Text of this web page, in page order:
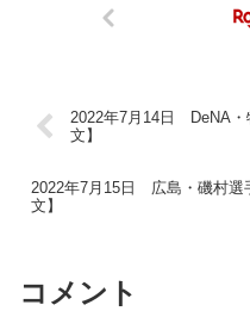
2022年7月14日 DeNA
文】
2022年7月15日 広島・磯村
文】
コメント